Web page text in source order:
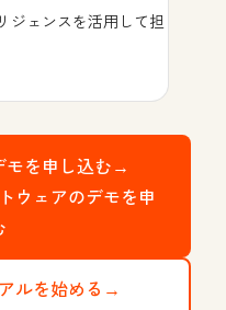
ジェンスを活用して担
モを申し込む→
ウェアのデモを申
ルを始める→